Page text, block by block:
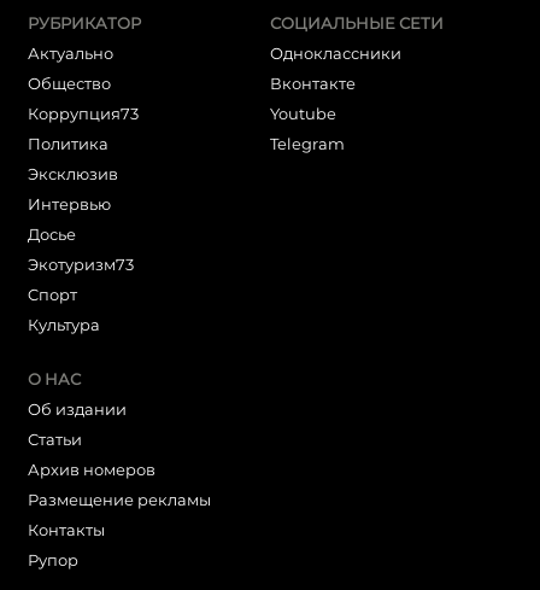
РУБРИКАТОР
Актуально
Общество
Коррупция73
Политика
Эксклюзив
Интервью
Досье
Экотуризм73
Cпорт
Культура
СОЦИАЛЬНЫЕ СЕТИ
Одноклассники
Вконтакте
Youtube
Telegram
О НАС
Об издании
Статьи
Архив номеров
Размещение рекламы
Контакты
Рупор